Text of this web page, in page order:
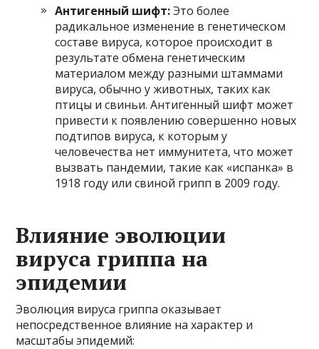
Антигенный шифт:Это более
радикальное изменение в генетическом
составе вируса, которое происходит в
результате обмена генетическим
материалом между разными штаммами
вируса, обычно у животных, таких как
птицы и свиньи. Антигенный шифт может
привести к появлению совершенно новых
подтипов вируса, к которым у
человечества нет иммунитета, что может
вызвать пандемии, такие как «испанка» в
1918 году или свиной грипп в 2009 году.
Влияние эволюции
вируса гриппа на
эпидемии
Эволюция вируса гриппа оказывает
непосредственное влияние на характер и
масштабы эпидемий: